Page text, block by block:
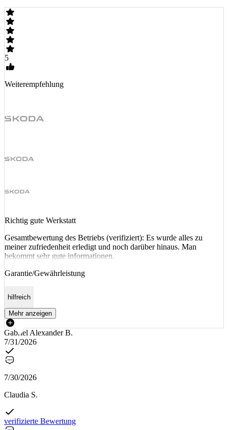
5
Weiterempfehlung
Richtig gute Werkstatt
Gesamtbewertung des Betriebs (verifiziert): Es wurde alles zu
meiner zufriedenheit erledigt und noch darüber hinaus. Man
bekommt sehr gute informationen.
Garantie/Gewährleistung
hilfreich
Mehr anzeigen
Gabriel Alexander B.
7/31/2026
7/30/2026
Claudia S.
verifizierte Bewertung